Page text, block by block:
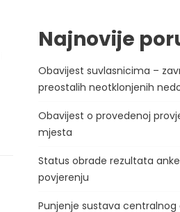
Najnovije
Obavijest suvlasnicima –
preostalih neotklonjenih
Obavijest o provedenoj
mjesta
Status obrade rezultata
povjerenju
Punjenje sustava centralnog